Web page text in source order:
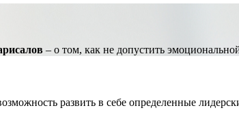
– о том, как не допустить
развить в себе определенные